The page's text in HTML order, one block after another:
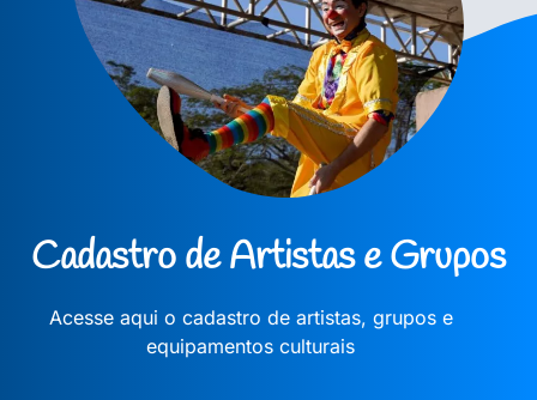
Cadastro de Artistas e Grupos
Acesse aqui o cadastro de artistas, grupos e
equipamentos culturais